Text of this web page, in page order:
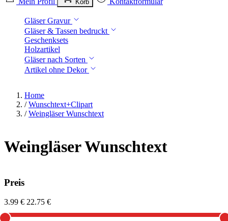
Korb
Gläser Gravur
Gläser & Tassen bedruckt
Geschenksets
Holzartikel
Gläser nach Sorten
Artikel ohne Dekor
Home
/ Wunschtext+Clipart
/ Weingläser Wunschtext
Weingläser Wunschtext
Preis
3.99 € 22.75 €